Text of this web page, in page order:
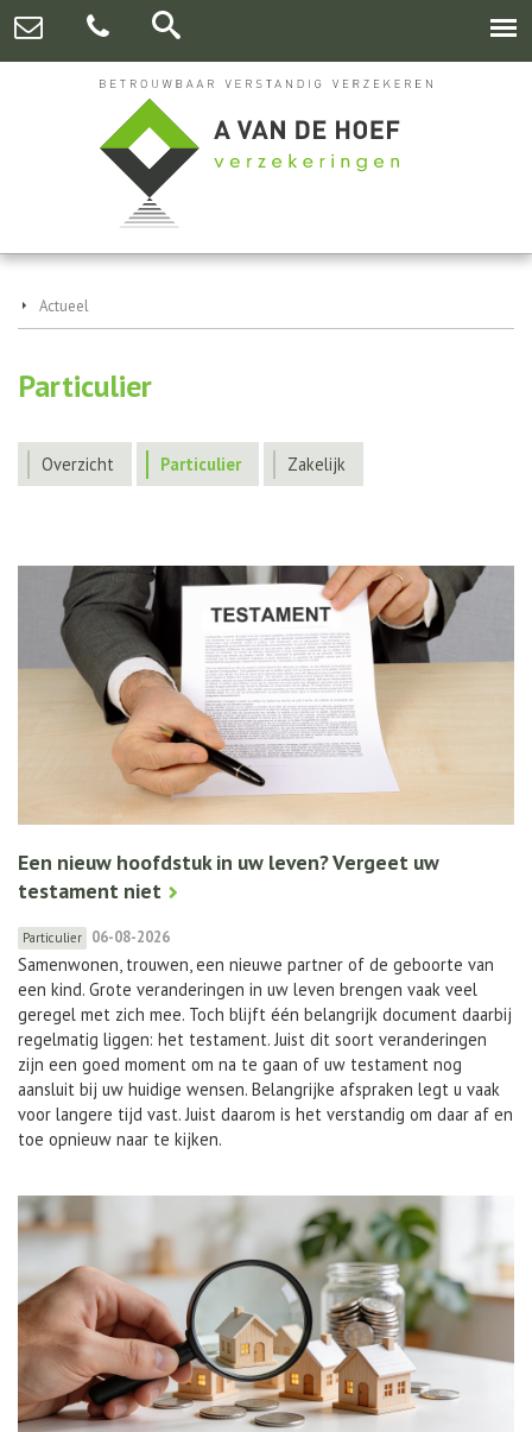
Actueel
Particulier
Overzicht Particulier Zakelijk
Een nieuw hoofdstuk in uw leven? Vergeet uw
testament niet
Particulier 06-08-2026
Samenwonen, trouwen, een nieuwe partner of de geboorte van
een kind. Grote veranderingen in uw leven brengen vaak veel
geregel met zich mee. Toch blijft één belangrijk document daarbij
regelmatig liggen: het testament. Juist dit soort veranderingen
zijn een goed moment om na te gaan of uw testament nog
aansluit bij uw huidige wensen. Belangrijke afspraken legt u vaak
voor langere tijd vast. Juist daarom is het verstandig om daar af en
toe opnieuw naar te kijken.